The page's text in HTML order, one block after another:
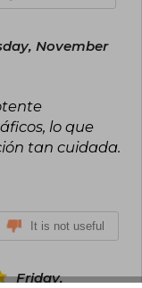
November
lo que
tan cuidada.
It is not useful
Friday,